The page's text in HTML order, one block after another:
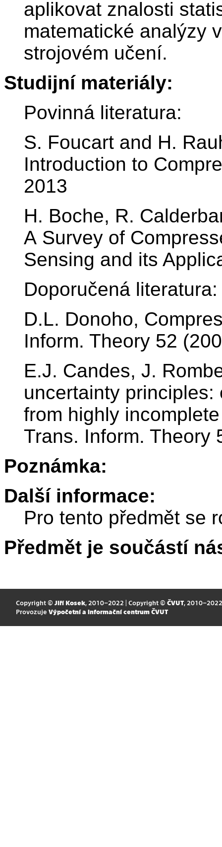
aplikovat znalosti
matematické analýzy
strojovém učení.
Studijní materiály:
Povinná literatura:
S. Foucart and H.
Introduction to
2013
H. Boche, R.
A Survey of
Sensing and its
Doporučená literatura:
D.L. Donoho,
Inform. Theory 52
E.J. Candes, J.
uncertainty
from highly
Trans. Inform. Theory
Poznámka:
Další informace:
Pro tento předmět se
Předmět je součástí
Copyright © Jiří Kosek, 2010–2022 | Copyright © ČVUT, 2010–2022
Provozuje Výpočetní a informační centrum ČVUT